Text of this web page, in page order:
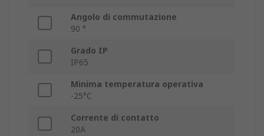
Angolo di commutazione
90 °
Grado IP
IP65
Minima temperatura operativa
-25°C
Corrente di contatto
20A